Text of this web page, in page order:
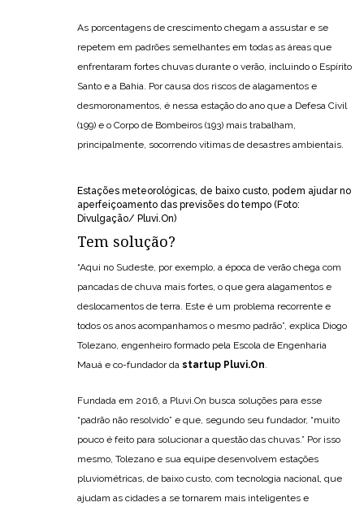
As porcentagens de crescimento chegam a assustar e se
repetem em padrões semelhantes em todas as áreas que
enfrentaram fortes chuvas durante o verão, incluindo o Espírito
Santo e a Bahia. Por causa dos riscos de alagamentos e
desmoronamentos, é nessa estação do ano que a Defesa Civil
(199) e o Corpo de Bombeiros (193) mais trabalham,
principalmente, socorrendo vítimas de desastres ambientais.
Estações meteorológicas, de baixo custo, podem ajudar no
aperfeiçoamento das previsões do tempo (Foto:
Divulgação/ Pluvi.On)
Tem solução?
“Aqui no Sudeste, por exemplo, a época de verão chega com
pancadas de chuva mais fortes, o que gera alagamentos e
deslocamentos de terra. Este é um problema recorrente e
todos os anos acompanhamos o mesmo padrão”, explica Diogo
Tolezano, engenheiro formado pela Escola de Engenharia
Mauá e co-fundador da startup Pluvi.On.
Fundada em 2016, a Pluvi.On busca soluções para esse
“padrão não resolvido” e que, segundo seu fundador, “muito
pouco é feito para solucionar a questão das chuvas.” Por isso
mesmo, Tolezano e sua equipe desenvolvem estações
pluviométricas, de baixo custo, com tecnologia nacional, que
ajudam as cidades a se tornarem mais inteligentes e